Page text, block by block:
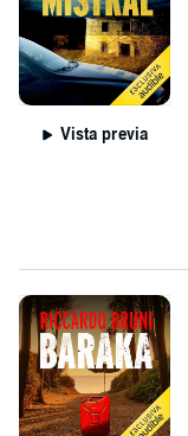
Vista previa